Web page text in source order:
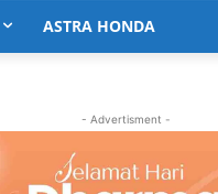
ASTRA HONDA
- Advertisment -